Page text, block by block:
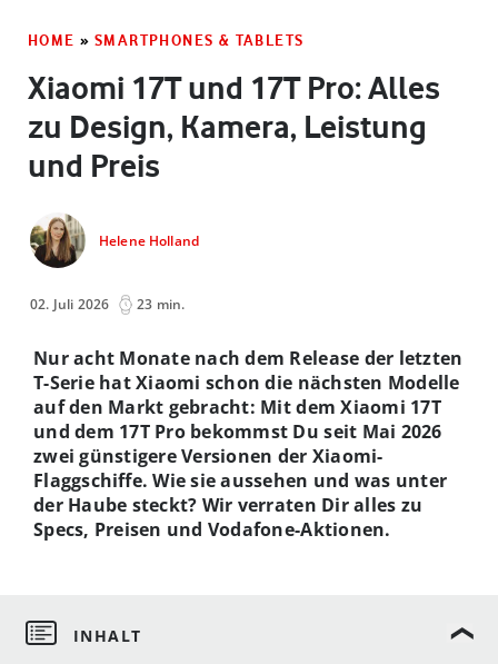
HOME » SMARTPHONES & TABLETS
Xiaomi 17T und 17T Pro: Alles
zu Design, Kamera, Leistung
und Preis
Helene Holland
02. Juli 2026 23 min.
Nur acht Monate nach dem Release der letzten
T-Serie hat Xiaomi schon die nächsten Modelle
auf den Markt gebracht: Mit dem Xiaomi 17T
und dem 17T Pro bekommst Du seit Mai 2026
zwei günstigere Versionen der Xiaomi-
Flaggschiffe. Wie sie aussehen und was unter
der Haube steckt? Wir verraten Dir alles zu
Specs, Preisen und Vodafone-Aktionen.